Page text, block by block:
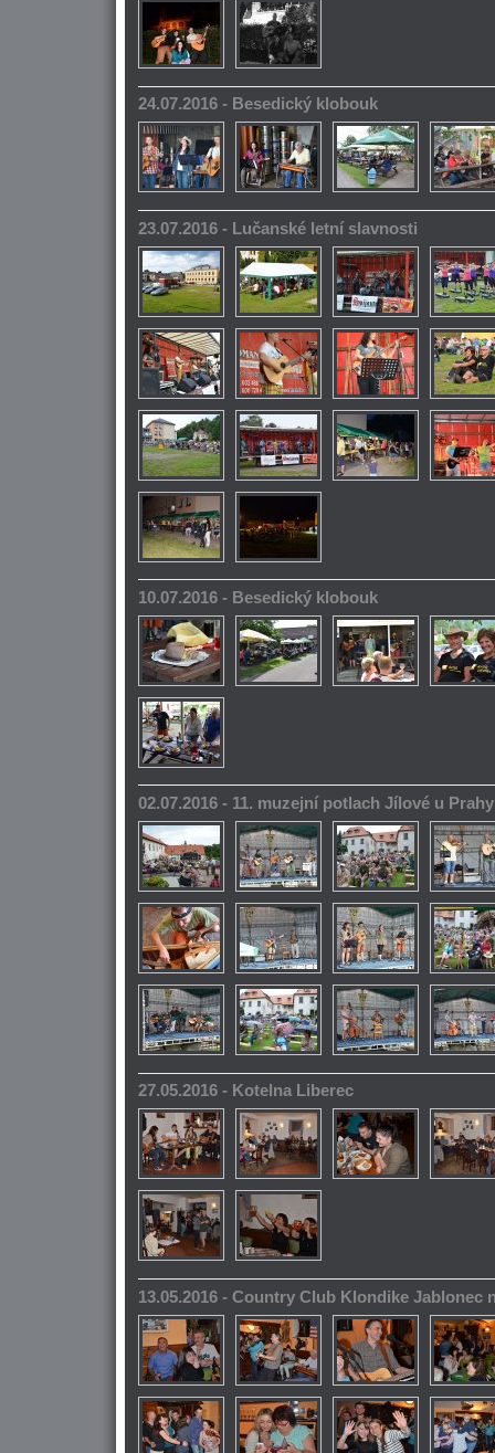
24.07.2016 - Besedický klobouk
23.07.2016 - Lučanské letní slavnosti
10.07.2016 - Besedický klobouk
02.07.2016 - 11. muzejní potlach Jílové u Prahy
27.05.2016 - Kotelna Liberec
13.05.2016 - Country Club Klondike Jablonec